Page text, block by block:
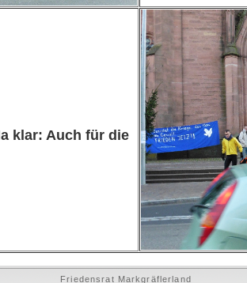
klar: Auch für die
Friedensrat Markgräflerland